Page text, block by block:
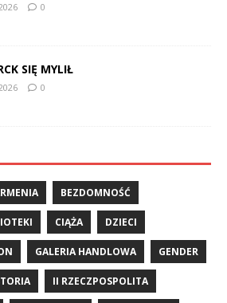
0
SIĘ MYLIŁ
0
BEZDOMNOŚĆ
CIĄŻA DZIECI
GALERIA HANDLOWA GENDER
II RZECZPOSPOLITA